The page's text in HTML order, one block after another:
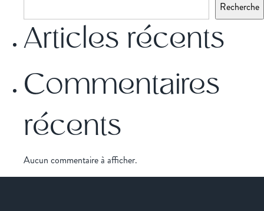
Recherche
Articles récents
Commentaires
récents
Aucun commentaire à afficher.